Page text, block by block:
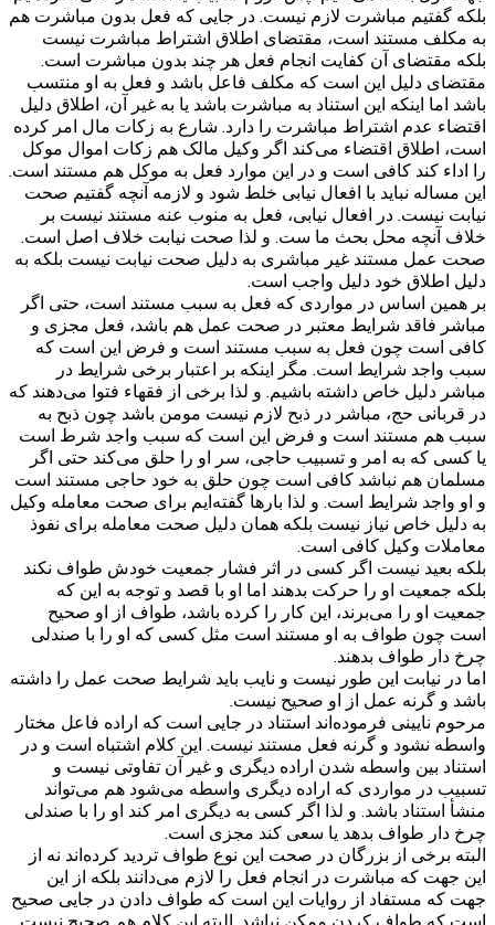
بلکه گفتیم مباشرت لازم نیست. در جایی که فعل بدون مباشرت هم
به مکلف مستند است، مقتضای اطلاق اشتراط مباشرت نیست
بلکه مقتضای آن کفایت انجام فعل هر چند بدون مباشرت است.
مقتضای دلیل این است که مکلف فاعل باشد و فعل به او منتسب
باشد اما اینکه این استناد به مباشرت باشد یا به غیر آن، اطلاق دلیل
اقتضاء عدم اشتراط مباشرت را دارد. شارع به زکات مال امر کرده
است، اطلاق اقتضاء می‌کند اگر وکیل مالک هم زکات اموال موکل
را اداء کند کافی است و در این موارد فعل به موکل هم مستند است.
این مساله نباید با افعال نیابی خلط شود و لازمه آنچه گفتیم صحت
نیابت نیست. در افعال نیابی، فعل به منوب عنه مستند نیست بر
خلاف آنچه محل بحث ما ست. و لذا صحت نیابت خلاف اصل است.
صحت عمل مستند غیر مباشری به دلیل صحت نیابت نیست بلکه به
دلیل اطلاق خود دلیل واجب است.
بر همین اساس در مواردی که فعل به سبب مستند است، حتی اگر
مباشر فاقد شرایط معتبر در صحت عمل هم باشد، فعل مجزی و
کافی است چون فعل به سبب مستند است و فرض این است که
سبب واجد شرایط است. مگر اینکه بر اعتبار برخی شرایط در
مباشر دلیل خاص داشته باشیم. و لذا برخی از فقهاء فتوا می‌دهند که
در قربانی حج، مباشر در ذبح لازم نیست مومن باشد چون ذبح به
سبب هم مستند است و فرض این است که سبب واجد شرط است
یا کسی که به امر و تسبیب حاجی، سر او را حلق می‌کند حتی اگر
مسلمان هم نباشد کافی است چون حلق به خود حاجی مستند است
و او واجد شرایط است. و لذا بارها گفته‌ایم برای صحت معامله وکیل
به دلیل خاص نیاز نیست بلکه همان دلیل صحت معامله برای نفوذ
معاملات وکیل کافی است.
بلکه بعید نیست اگر کسی در اثر فشار جمعیت خودش طواف نکند
بلکه جمعیت او را حرکت بدهند اما او با قصد و توجه به این که
جمعیت او را می‌برند، این کار را کرده باشد، طواف از او صحیح
است چون طواف به او مستند است مثل کسی که او را با صندلی
چرخ دار طواف بدهند.
اما در نیابت این طور نیست و نایب باید شرایط صحت عمل را داشته
باشد و گرنه عمل از او صحیح نیست.
مرحوم نایینی فرموده‌اند استناد در جایی است که اراده فاعل مختار
واسطه نشود و گرنه فعل مستند نیست. این کلام اشتباه است و در
استناد بین واسطه شدن اراده دیگری و غیر آن تفاوتی نیست و
تسبیب در مواردی که اراده دیگری واسطه می‌شود هم می‌تواند
منشأ استناد باشد. و لذا اگر کسی به دیگری امر کند او را با صندلی
چرخ دار طواف بدهد یا سعی کند مجزی است.
البته برخی از بزرگان در صحت این نوع طواف تردید کرده‌اند نه از
این جهت که مباشرت در انجام فعل را لازم می‌دانند بلکه از این
جهت که مستفاد از روایات این است که طواف دادن در جایی صحیح